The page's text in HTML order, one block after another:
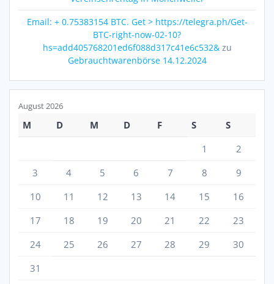
Email: + 0.75383154 BTC. Get > https://telegra.ph/Get-
BTC-right-now-02-10?
hs=add405768201ed6f088d317c41e6c532&zu
Gebrauchtwarenbörse 14.12.2024
August 2026
M D M D F S
S
1
2
3
4 5 6 7 8
9
10
11 12 13 14 15
16
17
18 19 20 21 22
23
24
25 26 27 28 29
30
31